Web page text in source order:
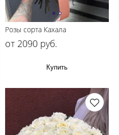
Розы сорта Кахала
от 2090 руб.
Купить